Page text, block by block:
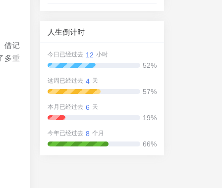
借记
多重
人生倒计时
今日已经过去 12 小时
52%
这周已经过去 4 天
57%
本月已经过去 6 天
19%
今年已经过去 8 个月
66%